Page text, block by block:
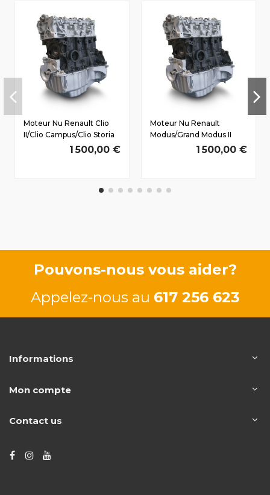
Moteur Nu Renault Clio
II/Clio Campus/Clio Storia
Dès 1998 1.5 D dCi K9K710
1 500,00 €
Moteur Nu Renault
Modus/Grand Modus II
Dès 2008 1.5 D dCi1 500,00 €
Pouvons-nous vous aider?
Appelez-nous au 617 256 623
Informations
Mon compte
Contact us